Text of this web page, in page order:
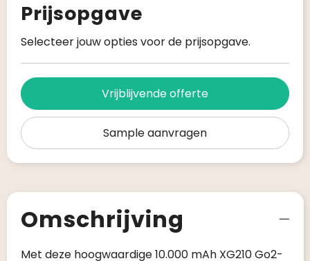
Prijsopgave
Selecteer jouw opties voor de prijsopgave.
Vrijblijvende offerte
Sample aanvragen
Omschrijving
Met deze hoogwaardige 10.000 mAh XG210 Go2-